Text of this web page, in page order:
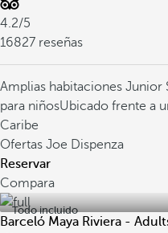
4.2/5
16827 reseñas
Amplias habitaciones Junior
para niñosUbicado frente a
Caribe
Ofertas Joe Dispenza
Reservar
Compara
Todo incluido
Barceló Maya Riviera -